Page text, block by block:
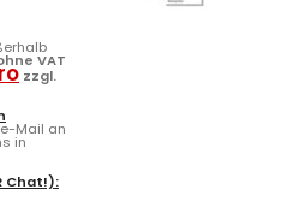
VAT
zzgl.
Mail an
in
Chat!):